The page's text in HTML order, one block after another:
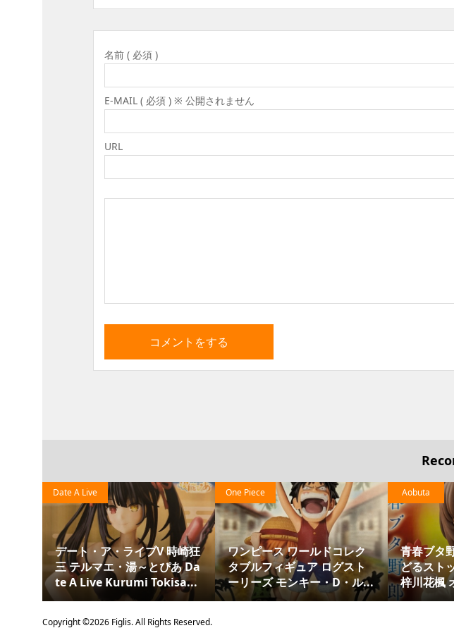
名前 ( 必須 )
E-MAIL ( 必須 ) ※ 公開されません
URL
デート・ア・ライブV 時崎狂
三 テルマエ・湯～とぴあ Da
te A Live Kurumi Tokisa...
Date A Live
ワンピース ワールドコレク
タブルフィギュア ログスト
ーリーズ モンキー・D・ル...
One Piece
青春ブタ
どるスト
梓川花楓
Aobuta
Copyright ©2026 Figlis. All Rights Reserved.